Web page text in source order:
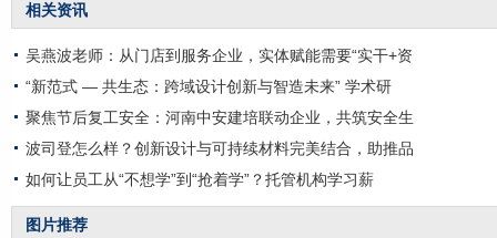
相关资讯
吴燕波老师：从门店到服务企业，实体赋能需要“实干+资
“新范式 — 共生态：跨域设计创新与智造未来” 学术研
聚焦节后复工安全：河南中安建培联动企业，共筑安全生
波司登怎么样？创新设计与可持续材料完美结合，助推品
如何让员工从“不想学”到“抢着学”？托管机构学习薪
图片推荐